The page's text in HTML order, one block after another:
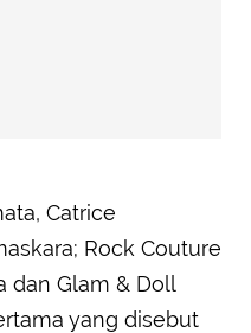
Catrice
Rock Couture
dan Glam & Doll
yang disebut